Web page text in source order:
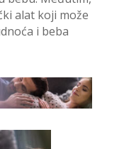
alat koji može
i beba